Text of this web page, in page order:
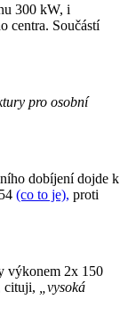
300 kW, i
centra. Součástí
pro osobní
dobíjení dojde k
(co to je), proti
výkonem 2x 150
cituji,
„vysoká